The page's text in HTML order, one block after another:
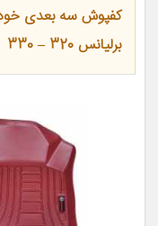
کفپوش سه بعدی
برلیانس 320 – 330